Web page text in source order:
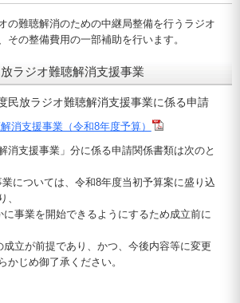
の難聴解消のための中継局整備を行うラジオ
その整備費用の一部補助を行います。
ラジオ難聴解消支援事業
民放ラジオ難聴解消支援事業に係る申請
消支援事業（令和8年度予算）
消支援事業」分に係る申請関係書類は次のと
については、令和8年度当初予算案に盛り込
、
事業を開始できるようにするため成立前に
立が前提であり、かつ、今後内容等に変更
かじめ御了承ください。